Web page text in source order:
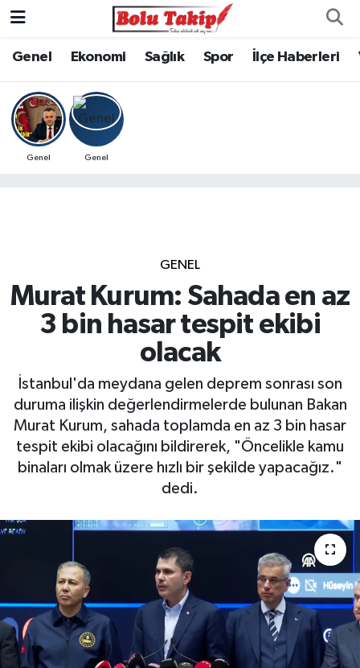
Genel Ekonomi Sağlık Spor İlçe Haberleri
Genel Genel
GENEL
Murat Kurum: Sahada en az
3 bin hasar tespit ekibi
olacak
İstanbul'da meydana gelen deprem sonrası son
duruma ilişkin değerlendirmelerde bulunan Bakan
Murat Kurum, sahada toplamda en az 3 bin hasar
tespit ekibi olacağını bildirerek, "Öncelikle kamu
binaları olmak üzere hızlı bir şekilde yapacağız."
dedi.